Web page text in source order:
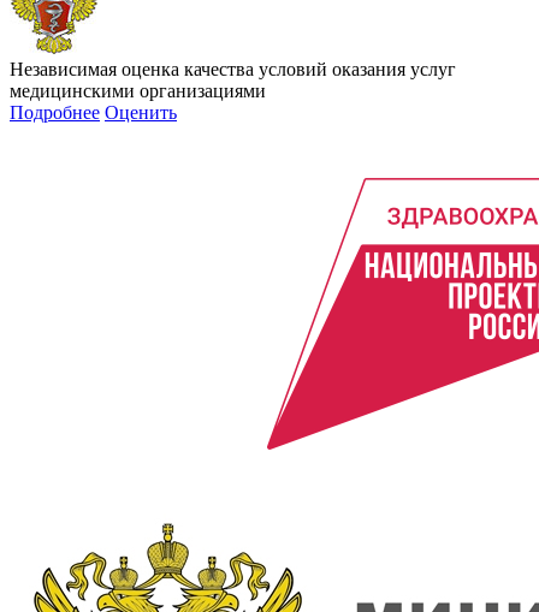
Независимая оценка качества условий оказания услуг
медицинскими организациями
Подробнее Оценить